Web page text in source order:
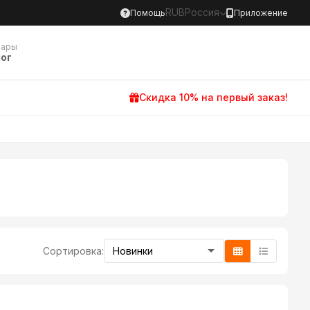
Помощь RUBРоссия Приложение
Скидка 10% на первый заказ!
Сортировка: